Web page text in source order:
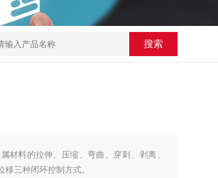
材料的拉伸、压缩、弯曲、穿刺、剥离、
三种闭环控制方式。